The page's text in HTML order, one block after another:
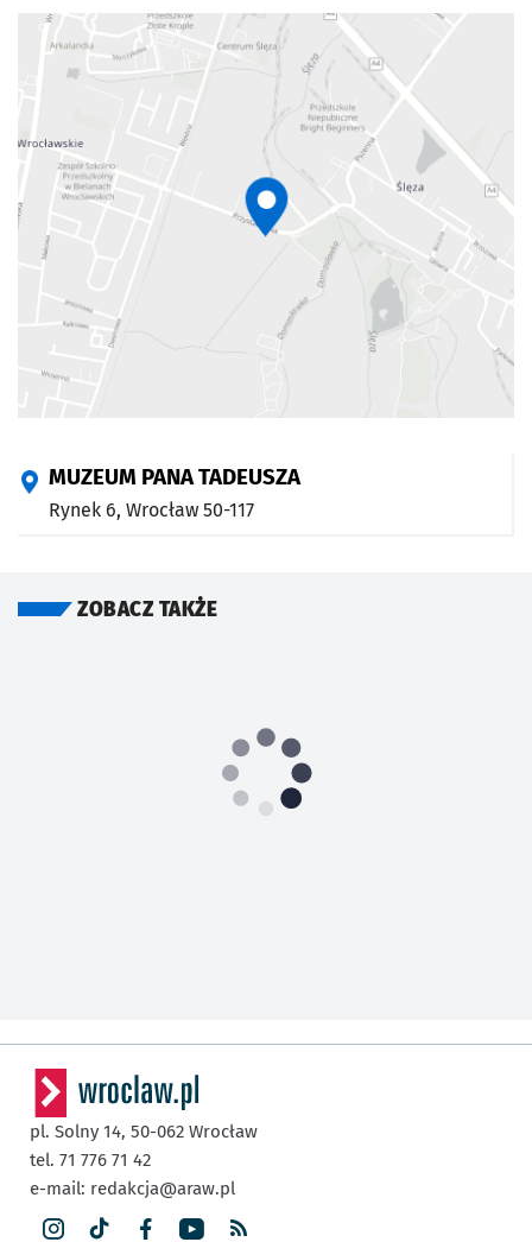
MUZEUM PANA TADEUSZA
Rynek 6, Wrocław 50-117
ZOBACZ TAKŻE
pl. Solny 14, 50-062 Wrocław
tel. 71 776 71 42
e-mail: redakcja@araw.pl